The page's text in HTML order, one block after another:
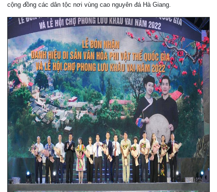
cộng đồng các dân tộc nơi vùng cao nguyên đá Hà Giang.